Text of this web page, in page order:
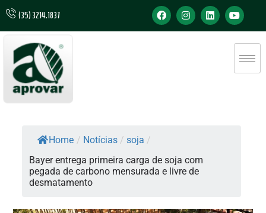
(35) 3214.1837
Home / Notícias / soja /
Bayer entrega primeira carga de soja com
pegada de carbono mensurada e livre de
desmatamento